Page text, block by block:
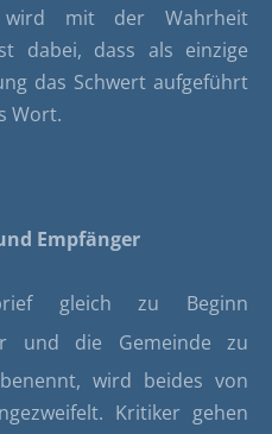
wird mit der Wahrheit
dabei, dass als einzige
das Schwert aufgeführt
Wort.
Empfänger
gleich zu Beginn
und die Gemeinde zu
wird beides von
Kritiker gehen